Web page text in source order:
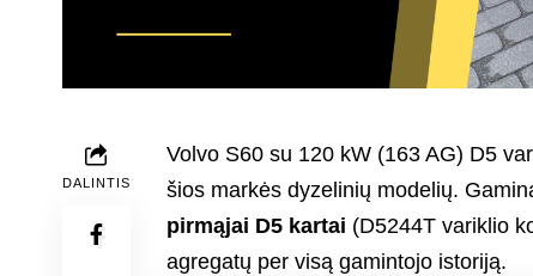
DALINTIS
Volvo S60 su 120 kW (163 AG) D5
šios markės dyzelinių modelių.
pirmąjai D5 kartai (D5244T variklio
agregatų per visą gamintojo istoriją.